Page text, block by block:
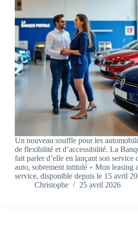
Un nouveau souffle pour les
de flexibilité et d’accessibilité. La
fait parler d’elle en lançant son service
auto, sobrement intitulé « Mon leasing
service, disponible depuis le 15 avril
Christophe
25 avril 2026